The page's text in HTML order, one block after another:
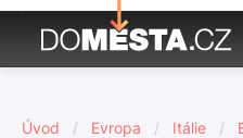
Úvod / Evropa / Itálie /